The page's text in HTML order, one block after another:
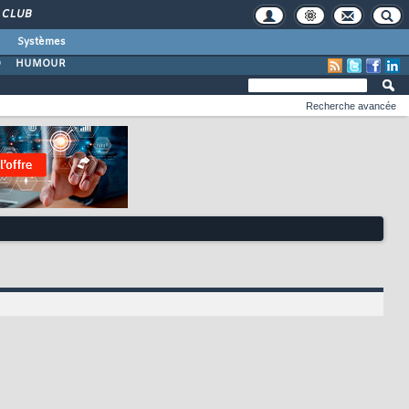
CLUB
Systèmes
HUMOUR
Recherche avancée